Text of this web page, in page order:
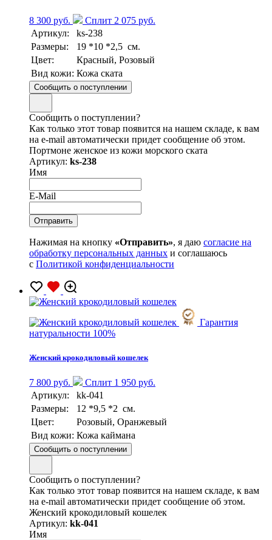
8 300 руб.
Сплит 2 075 руб.
Артикул:
ks-238
Размеры:
19 *10 *2,5 см.
Цвет:
Красный, Розовый
Вид кожи: Кожа ската
Сообщить о поступлении
Сообщить о поступлении?
Как только этот товар появится на нашем складе, к вам
на e-mail автоматически придет сообщение об этом.
Портмоне женское из кожи морского ската
Артикул: ks-238
Имя
E-Mail
Нажимая на кнопку «Отправить», я даю согласие на
обработку персональных данных и соглашаюсь
с Политикой конфиденциальности
Гарантия
натуральности 100%
Женский крокодиловый кошелек
7 800 руб.
Сплит 1 950 руб.
Артикул:
kk-041
Размеры:
12 *9,5 *2 см.
Цвет:
Розовый, Оранжевый
Вид кожи: Кожа каймана
Сообщить о поступлении
Сообщить о поступлении?
Как только этот товар появится на нашем складе, к вам
на e-mail автоматически придет сообщение об этом.
Женский крокодиловый кошелек
Артикул: kk-041
Имя